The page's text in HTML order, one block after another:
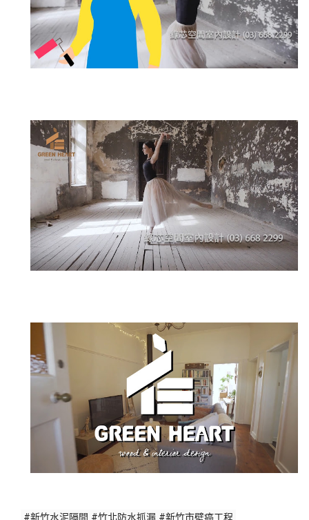
#新竹水泥隔間 #竹北防水抓漏 #新竹市壁癌工程